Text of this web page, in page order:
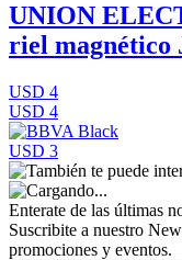
UNION
riel magnético
USD 4
USD 4
USD 3
Enterate de las últimas
Suscribite a nuestro
promociones y eventos.